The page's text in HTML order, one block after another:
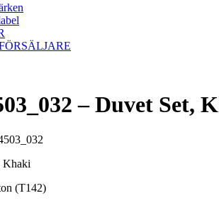
– Duvet Set,
Khaki
(T142)